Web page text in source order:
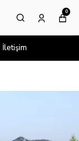
0
İletişim